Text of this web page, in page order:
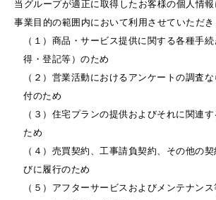
当グループが適正に取得したお客様の個人情
事業目的の範囲内において利用させていただき
（１）商品・サービス提供に関する各種手
得・登記等）のため
（２）営業活動におけるアンケートの調査
付のため
（３）住宅プランの提供およびそれに関連
ため
（４）売買契約、工事請負契約、その他の
びに履行のため
（５）アフターサービスおよびメンテナン